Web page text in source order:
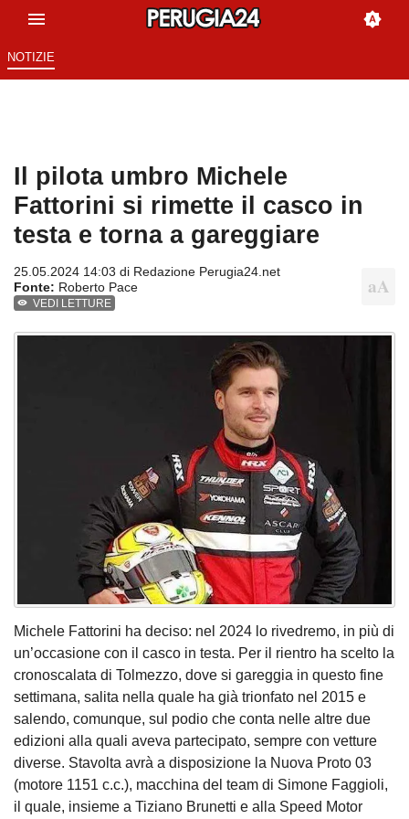
NOTIZIE
Il pilota umbro Michele
Fattorini si rimette il casco in
testa e torna a gareggiare
25.05.2024 14:03 di Redazione Perugia24.net
Fonte: Roberto Pace
VEDI LETTURE
Michele Fattorini ha deciso: nel 2024 lo rivedremo, in più di
un’occasione con il casco in testa. Per il rientro ha scelto la
cronoscalata di Tolmezzo, dove si gareggia in questo fine
settimana, salita nella quale ha già trionfato nel 2015 e
salendo, comunque, sul podio che conta nelle altre due
edizioni alla quali aveva partecipato, sempre con vetture
diverse. Stavolta avrà a disposizione la Nuova Proto 03
(motore 1151 c.c.), macchina del team di Simone Faggioli,
il quale, insieme a Tiziano Brunetti e alla Speed Motor